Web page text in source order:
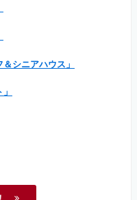
シニアハウス」